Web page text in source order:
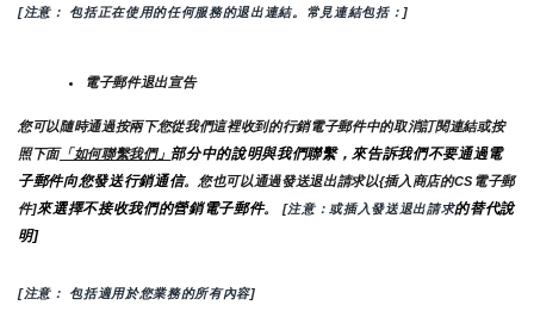
[注意： 包括正在使用的任何服務的退出連結。常見連結包括：]
電子郵件退出宣告
您可以隨時通過按兩下您從我們這裡收到的行銷電子郵件中的取消訂閱連結或按
照下面「如何聯繫我們」 部分中的說明與我們聯繫，來告訴我們不要通過電
子郵件向您發送行銷通信。您也可以通過發送退出請求以{插入商店的CS電子郵
件]來選擇不接收我們的營銷電子郵件。 [注意：或插入發送退出請求的替代說
明]
[注意： 包括適用於您業務的所有內容]